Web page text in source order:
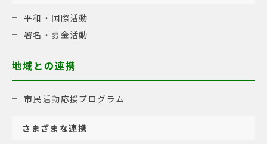
平和・国際活動
署名・募金活動
地域との連携
市民活動応援プログラム
さまざまな連携